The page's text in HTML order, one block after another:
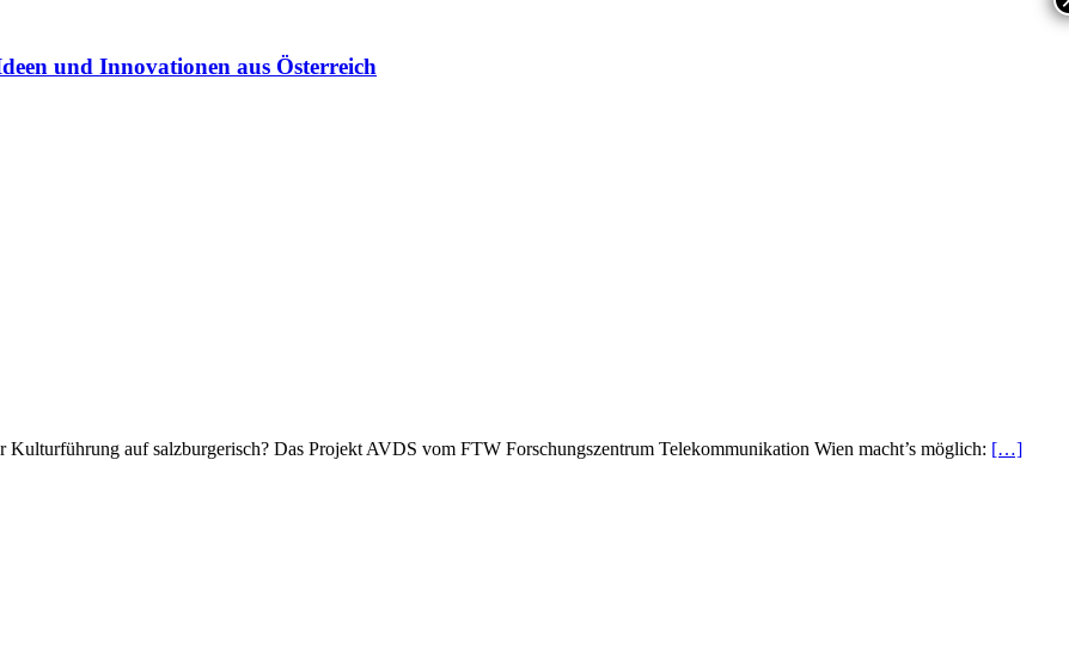
und Innovationen aus Österreich
auf salzburgerisch? Das Projekt AVDS vom FTW Forschungszentrum Telekommunikation Wien macht’s möglich: […]